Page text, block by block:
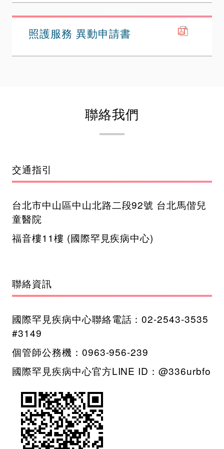
照護服務 異動申請書
聯絡我們
交通指引
台北市中山區中山北路二段92號 台北馬偕兒
童醫院
福音樓11樓 (國際罕見疾病中心)
聯絡資訊
國際罕見疾病中心聯絡電話：02-2543-3535
#3149
個管師公務機：0963-956-239
國際罕見疾病中心官方LINE ID：@336urbfo